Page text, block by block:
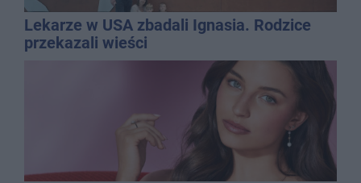
Lekarze w USA zbadali Ignasia. Rodzice
przekazali wieści